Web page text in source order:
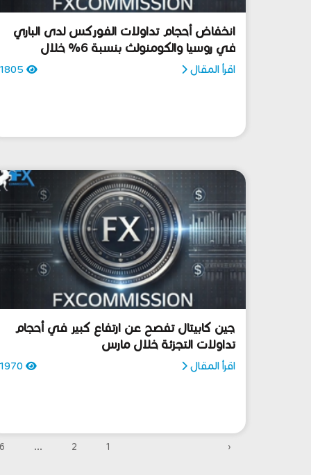
انخفاض أحجام تداولات الفوركس لدى الباري
في روسيا والكومنولث بنسبة 6% خلال
أغسطس
اقرأ المقال
جين كابيتال تفصح عن ارتفاع كبير في أحجام
تداولات التجزئة خلال مارس
اقرأ المقال
‹
1
2
...